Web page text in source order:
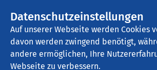
Datenschutzeinstellungen
Auf unserer Webseite werden Cookies
davon werden zwingend benötigt,
andere ermöglichen, Ihre
Webseite zu verbessern.
AMEOS Poliklinikum Aschersleben